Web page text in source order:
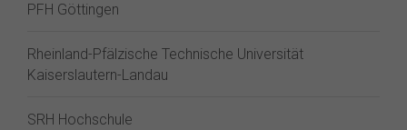
PFH Göttingen
Rheinland-Pfälzische Technische Universität
Kaiserslautern-Landau
SRH Hochschule